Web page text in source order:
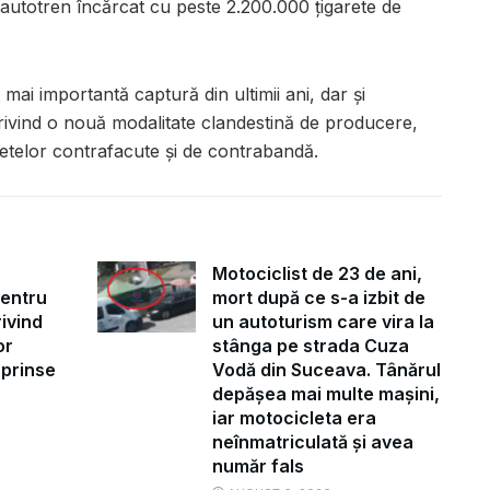
încărcat cu peste 2.200.000 țigarete de
importantă captură din ultimii ani, dar și
o nouă modalitate clandestină de producere,
contrafacute și de contrabandă.
Motociclist de 23 de ani,
mort după ce s-a izbit de
un autoturism care vira la
stânga pe strada Cuza
Vodă din Suceava. Tânărul
depășea mai multe mașini,
iar motocicleta era
neînmatriculată și avea
număr fals